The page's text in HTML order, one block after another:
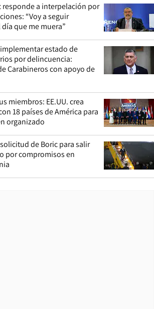
a interpelación por
“Voy a seguir
que me muera”
estado de
por delincuencia:
Carabineros con apoyo de
miembros: EE.UU. crea
18 países de América para
organizado
de Boric para salir
por compromisos en